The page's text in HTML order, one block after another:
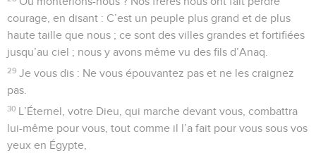
courage, en disant : C’est un peuple plus grand et de plus
haute taille que nous ; ce sont des villes grandes et fortifiées
jusqu’au ciel ; nous y avons même vu des fils d’Anaq.
29 Je vous dis : Ne vous épouvantez pas et ne les craignez
pas.
30 L’Éternel, votre Dieu, qui marche devant vous, combattra
lui-même pour vous, tout comme il l’a fait pour vous sous vos
yeux en Égypte,